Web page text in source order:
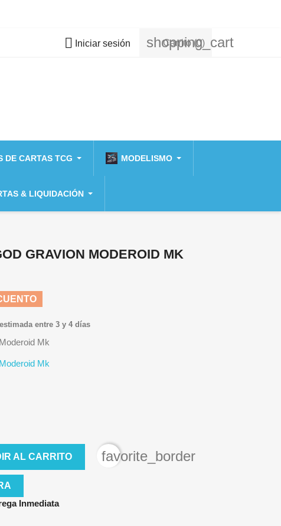
 Iniciar sesión shopping_cart
Carrito (0)
DE CARTAS TCG MODELISMO
& LIQUIDACIÓN
GRAVION MODEROID MK
entre 3 y 4 días
Mk
Mk
AL CARRITO
favorite_border
Inmediata